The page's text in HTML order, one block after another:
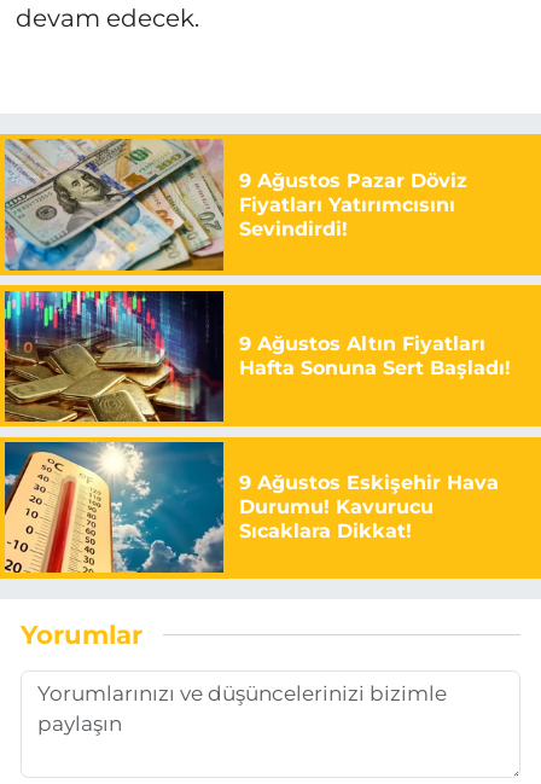
devam edecek.
9 Ağustos Pazar Döviz
Fiyatları Yatırımcısını
Sevindirdi!
9 Ağustos Altın Fiyatları
Hafta Sonuna Sert Başladı!
9 Ağustos Eskişehir Hava
Durumu! Kavurucu
Sıcaklara Dikkat!
Yorumlar